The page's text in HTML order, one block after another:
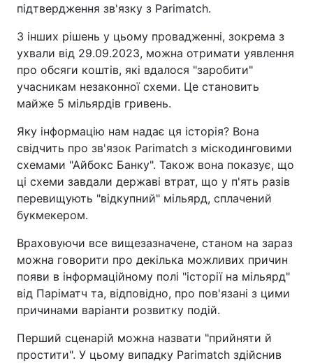
підтвердження зв'язку з Parimatch.
З інших рішень у цьому провадженні, зокрема з
ухвали від 29.09.2023, можна отримати уявлення
про обсяги коштів, які вдалося "заробити"
учасникам незаконної схеми. Це становить
майже 5 мільярдів гривень.
Яку інформацію нам надає ця історія? Вона
свідчить про зв'язок Parimatch з міскодинговими
схемами "Айбокс Банку". Також вона показує, що
ці схеми завдали державі втрат, що у п'ять разів
перевищують "відкупний" мільярд, сплачений
букмекером.
Враховуючи все вищезазначене, станом на зараз
можна говорити про декілька можливих причин
появи в інформаційному полі "історії на мільярд"
від Паріматч та, відповідно, про пов'язані з цими
причинами варіанти розвитку подій.
Перший сценарій можна назвати "прийняти й
простити". У цьому випадку Parimatch здійснив